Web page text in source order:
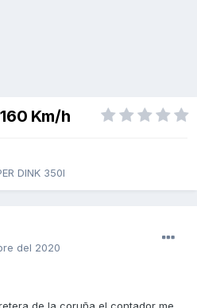
Km/h
DINK 350I
del 2020